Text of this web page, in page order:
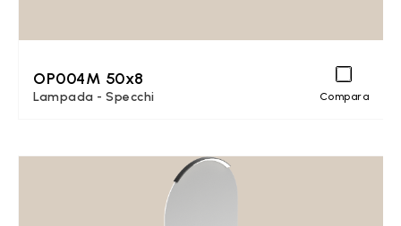
OP004M 50x8
Lampada - Specchi Compara